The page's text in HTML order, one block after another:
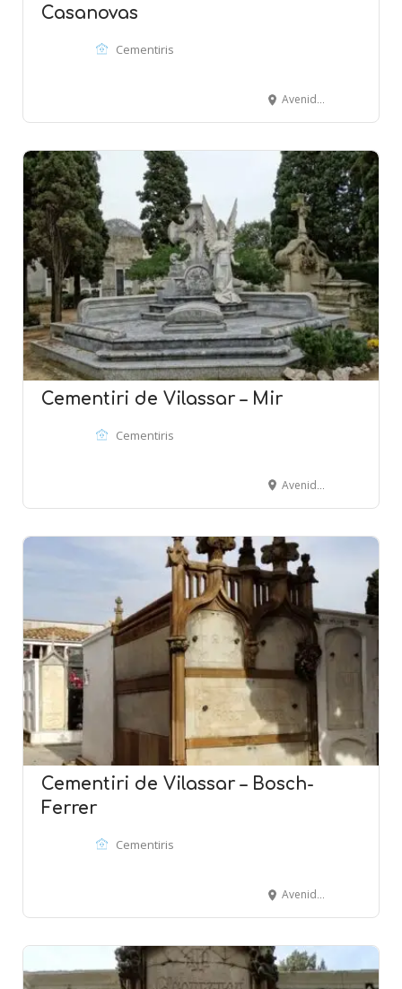
Casanovas
Cementiris
Avenida Montevideo - VILASSAR DE MAR
Cementiri de Vilassar – Mir
Cementiris
Avenida Montevideo - VILASSAR DE MAR
Cementiri de Vilassar – Bosch-
Ferrer
Cementiris
Avenida Montevideo - VILASSAR DE MAR